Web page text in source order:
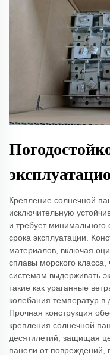
Крепление солнечной
исключительную
и требует минимального
срока эксплуатации.
материалов, включая
сплавы морского
системам выдерживать
такие как ураганные
колебания температур в
Прочная конструкция
крепления солнечной
десятилетий, защищая
панели от повреждений,